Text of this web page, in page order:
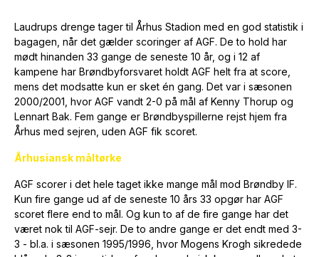
Laudrups drenge tager til Århus Stadion med en god statistik i
bagagen, når det gælder scoringer af AGF. De to hold har
mødt hinanden 33 gange de seneste 10 år, og i 12 af
kampene har Brøndbyforsvaret holdt AGF helt fra at score,
mens det modsatte kun er sket én gang. Det var i sæsonen
2000/2001, hvor AGF vandt 2-0 på mål af Kenny Thorup og
Lennart Bak. Fem gange er Brøndbyspillerne rejst hjem fra
Århus med sejren, uden AGF fik scoret.
Århusiansk måltørke
AGF scorer i det hele taget ikke mange mål mod Brøndby IF.
Kun fire gange ud af de seneste 10 års 33 opgør har AGF
scoret flere end to mål. Og kun to af de fire gange har det
været nok til AGF-sejr. De to andre gange er det endt med 3-
3 - bl.a. i sæsonen 1995/1996, hvor Mogens Krogh sikredede